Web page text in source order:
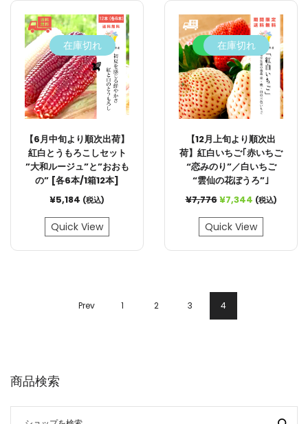
在庫切れ
【6月中旬より順次出荷】
紅白とうもろこしセット
”大和ルージュ”と”おおも
の” [各6本/1箱12本]
¥5,184 (税込)
Quick View
5.6%
在庫切れ
【12月上旬より順次出
荷】紅白いちご｢赤いちご
“恋みのり”／白いちご
“雲仙の花ぼうろ”｣
¥7,776¥7,344 (税込)
Quick View
Prev 1 2 3 4
商品検索